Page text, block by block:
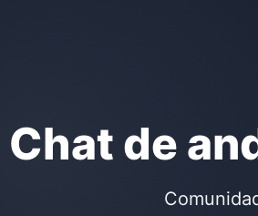
Chat de